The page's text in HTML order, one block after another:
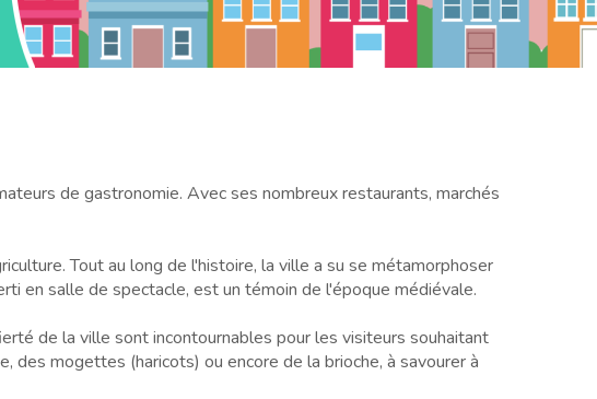
de gastronomie. Avec ses nombreux restaurants, marchés
Tout au long de l'histoire, la ville a su se métamorphoser
en salle de spectacle, est un témoin de l'époque médiévale.
de la ville sont incontournables pour les visiteurs souhaitant
des mogettes (haricots) ou encore de la brioche, à savourer à